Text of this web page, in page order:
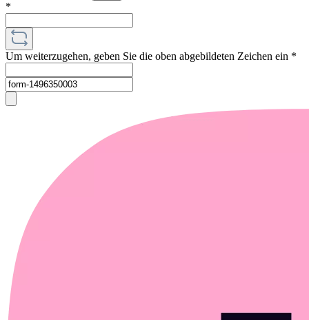
*
Um weiterzugehen, geben Sie die oben abgebildeten Zeichen ein *